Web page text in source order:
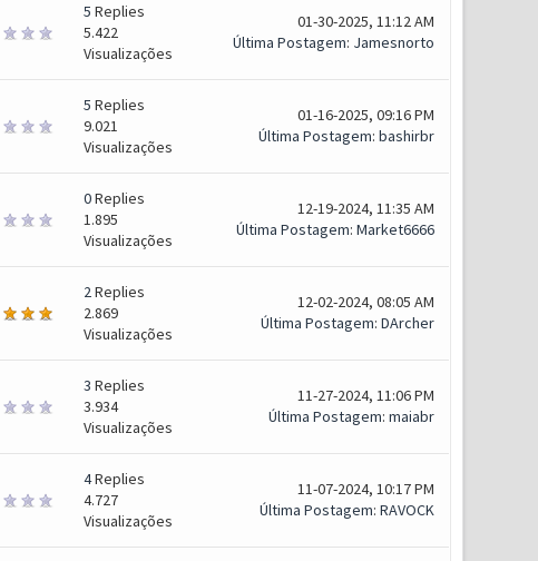
5 Replies
5.422
Visualizações
01-30-2025, 11:12 AM
Última Postagem: Jamesnorto
5 Replies
9.021
Visualizações
01-16-2025, 09:16 PM
Última Postagem: bashirbr
0Replies
1.895
Visualizações
12-19-2024, 11:35 AM
Última Postagem: Market6666
2Replies
2.869
Visualizações
12-02-2024, 08:05 AM
Última Postagem: DArcher
3 Replies
3.934
Visualizações
11-27-2024, 11:06 PM
Última Postagem: maiabr
4Replies
4.727
Visualizações
11-07-2024, 10:17 PM
Última Postagem: RAVOCK